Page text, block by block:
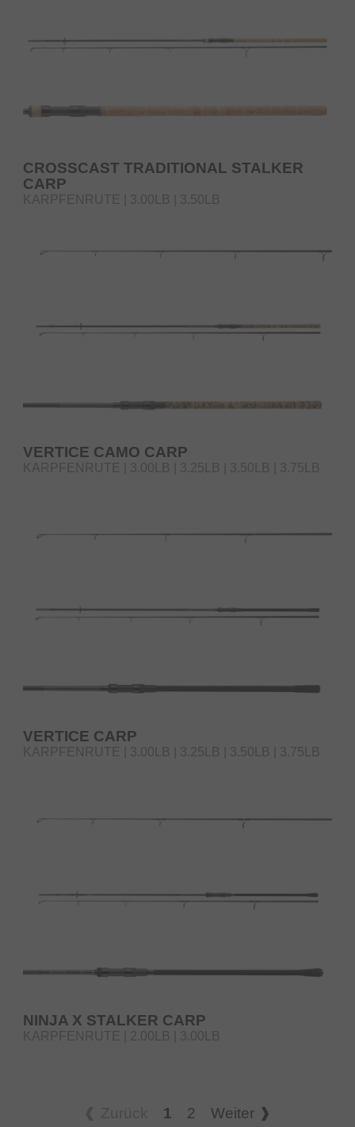
CROSSCAST TRADITIONAL STALKER
CARP
KARPFENRUTE | 3.00LB | 3.50LB
VERTICE CAMO CARP
KARPFENRUTE | 3.00LB | 3.25LB | 3.50LB | 3.75LB
VERTICE CARP
KARPFENRUTE | 3.00LB | 3.25LB | 3.50LB | 3.75LB
NINJA X STALKER CARP
KARPFENRUTE | 2.00LB | 3.00LB
1 2 Weiter